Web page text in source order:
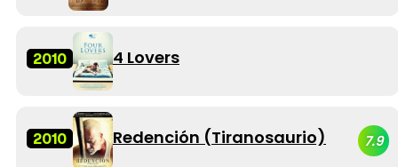
2010 4 Lovers
2010 Redención (Tiranosaurio) 7.9